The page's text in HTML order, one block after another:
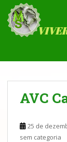
o
AVC
25 de
sem categoria